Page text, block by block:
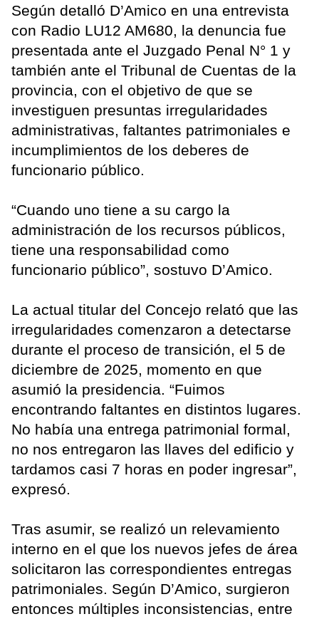
Según detalló D’Amico en una entrevista
con Radio LU12 AM680, la denuncia fue
presentada ante el Juzgado Penal N° 1 y
también ante el Tribunal de Cuentas de la
provincia, con el objetivo de que se
investiguen presuntas irregularidades
administrativas, faltantes patrimoniales e
incumplimientos de los deberes de
funcionario público.
“Cuando uno tiene a su cargo la
administración de los recursos públicos,
tiene una responsabilidad como
funcionario público”, sostuvo D’Amico.
La actual titular del Concejo relató que las
irregularidades comenzaron a detectarse
durante el proceso de transición, el 5 de
diciembre de 2025, momento en que
asumió la presidencia. “Fuimos
encontrando faltantes en distintos lugares.
No había una entrega patrimonial formal,
no nos entregaron las llaves del edificio y
tardamos casi 7 horas en poder ingresar”,
expresó.
Tras asumir, se realizó un relevamiento
interno en el que los nuevos jefes de área
solicitaron las correspondientes entregas
patrimoniales. Según D’Amico, surgieron
entonces múltiples inconsistencias, entre